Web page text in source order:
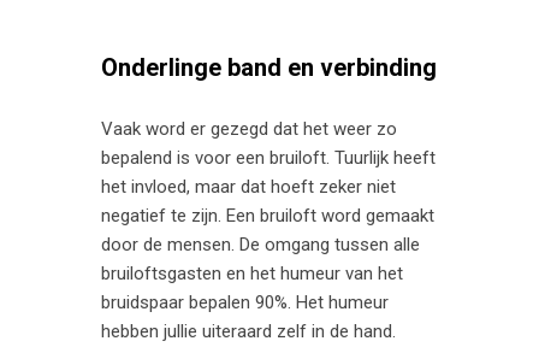
Onderlinge band en verbinding
Vaak word er gezegd dat het weer zo
bepalend is voor een bruiloft. Tuurlijk heeft
het invloed, maar dat hoeft zeker niet
negatief te zijn. Een bruiloft word gemaakt
door de mensen. De omgang tussen alle
bruiloftsgasten en het humeur van het
bruidspaar bepalen 90%. Het humeur
hebben jullie uiteraard zelf in de hand.